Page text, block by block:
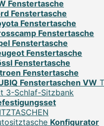
Fenstertasche
Fenstertasche
Fenstertasche
Fenstertasche
Fenstertasche
Fenstertasche
Fenstertasche
Fenstertasche
Fenstertaschen VW
3-Schlaf-Sitzbank
Konfigurator